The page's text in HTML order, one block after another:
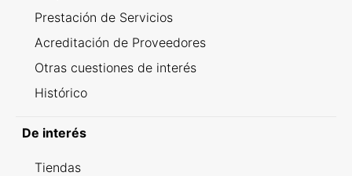
Prestación de Servicios
Acreditación de Proveedores
Otras cuestiones de interés
Histórico
De interés
Tiendas